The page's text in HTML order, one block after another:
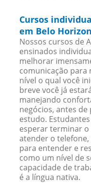
Cursos
em Belo
Nossos cursos de
ensinados
melhorar
comunicação para
nível o qual você
breve você já
manejando
negócios, antes
estudo.
esperar terminar o
atender o
para entender e
como um nível de
capacidade de
é a língua nativa.